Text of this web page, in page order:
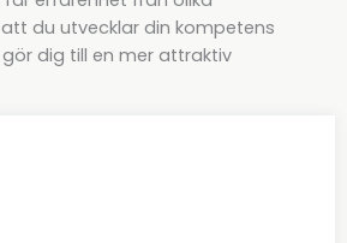
du utvecklar din kompetens
dig till en mer attraktiv